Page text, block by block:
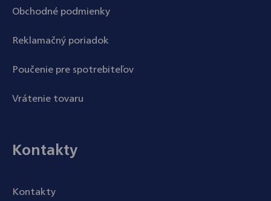
Obchodné podmienky
Reklamačný poriadok
Poučenie pre spotrebiteľov
Vrátenie tovaru
Kontakty
Kontakty